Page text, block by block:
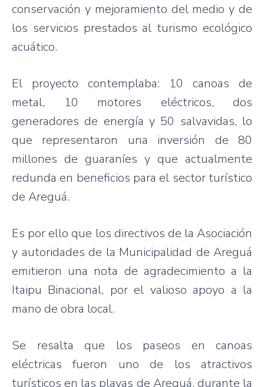
conservación y mejoramiento del medio y de
los servicios prestados al turismo ecológico
acuático.
El proyecto contemplaba: 10 canoas de
metal, 10 motores eléctricos, dos
generadores de energía y 50 salvavidas, lo
que representaron una inversión de 80
millones de guaraníes y que actualmente
redunda en beneficios para el sector turístico
de Areguá.
Es por ello que los directivos de la Asociación
y autoridades de la Municipalidad de Areguá
emitieron una nota de agradecimiento a la
Itaipu Binacional, por el valioso apoyo a la
mano de obra local.
Se resalta que los paseos en canoas
eléctricas fueron uno de los atractivos
turísticos en las playas de Areguá, durante la